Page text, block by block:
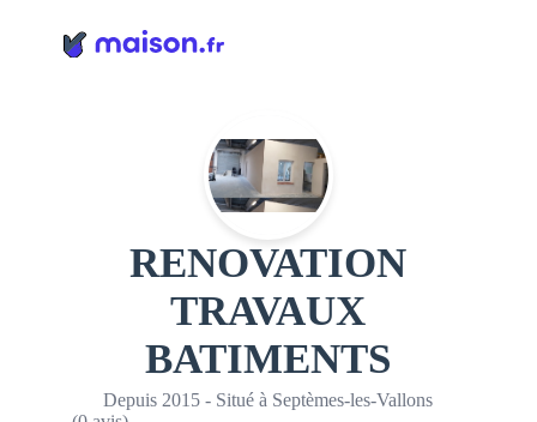
RENOVATION
TRAVAUX
BATIMENTS
Depuis 2015 - Situé à Septèmes-les-Vallons